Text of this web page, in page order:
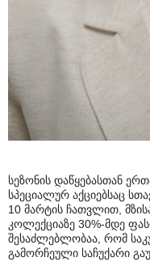
სეზონის დაწყებასთან
სპეციალურ აქციებსაც
10 მარტის ჩათვლით,
კოლექციაზე 30%-მდე
შესაძლებლობაა, რომ
გამორჩეული საჩუქარი